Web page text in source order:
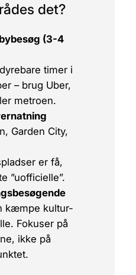
det?
(3-4
timer i
– brug Uber,
metroen.
Garden City,
er få,
”uofficielle”.
kæmpe kultur­
Fokuser på
ikke på